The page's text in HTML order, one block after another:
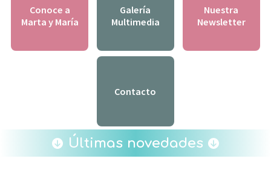
Conoce a
Marta y María
Galería
Multimedia
Nuestra
Newsletter
Contacto
Últimas novedades